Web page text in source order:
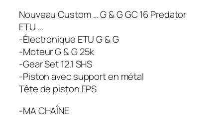
Nouveau Custom … G & G GC 16 Predator
ETU …
-Électronique ETU G & G
-Moteur G & G 25k
-Gear Set 12.1 SHS
-Piston avec support en métal
Tête de piston FPS
-MA CHAÎNE